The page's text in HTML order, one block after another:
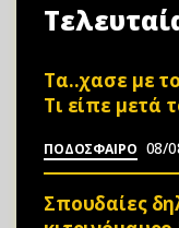
Τα..χασε με
Τι είπε μετά
ΠΟΔΟΣΦΑΙΡΟ 08/
Σπουδαίες